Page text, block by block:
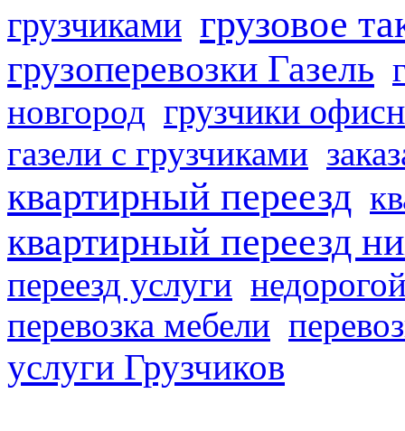
грузчиками грузовое
грузоперевозки Газель
новгород грузчики
газели с грузчиками
квартирный переезд
квартирный переезд
переезд услуги
перевозка мебели
услуги Грузчиков